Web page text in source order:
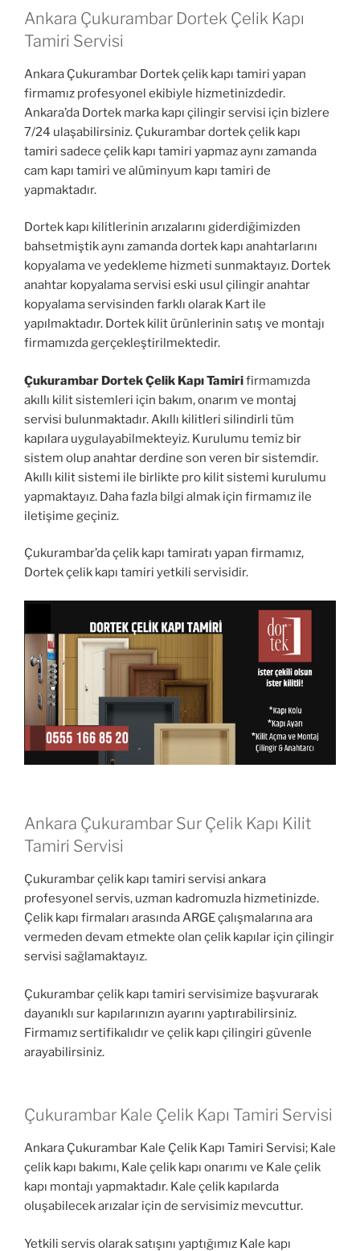
Ankara Çukurambar Dortek Çelik Kapı
Tamiri Servisi
Ankara Çukurambar Dortek çelik kapı tamiri yapan
firmamız profesyonel ekibiyle hizmetinizdedir.
Ankara’da Dortek marka kapı çilingir servisi için bizlere
7/24 ulaşabilirsiniz. Çukurambar dortek çelik kapı
tamiri sadece çelik kapı tamiri yapmaz aynı zamanda
cam kapı tamiri ve alüminyum kapı tamiri de
yapmaktadır.
Dortek kapı kilitlerinin arızalarını giderdiğimizden
bahsetmiştik aynı zamanda dortek kapı anahtarlarını
kopyalama ve yedekleme hizmeti sunmaktayız. Dortek
anahtar kopyalama servisi eski usul çilingir anahtar
kopyalama servisinden farklı olarak Kart ile
yapılmaktadır. Dortek kilit ürünlerinin satış ve montajı
firmamızda gerçekleştirilmektedir.
Çukurambar Dortek Çelik Kapı Tamirifirmamızda
akıllı kilit sistemleri için bakım, onarım ve montaj
servisi bulunmaktadır. Akıllı kilitleri silindirli tüm
kapılara uygulayabilmekteyiz. Kurulumu temiz bir
sistem olup anahtar derdine son veren bir sistemdir.
Akıllı kilit sistemi ile birlikte pro kilit sistemi kurulumu
yapmaktayız. Daha fazla bilgi almak için firmamız ile
iletişime geçiniz.
Çukurambar’da çelik kapı tamiratı yapan firmamız,
Dortek çelik kapı tamiri yetkili servisidir.
Ankara Çukurambar Sur Çelik Kapı Kilit
Tamiri Servisi
Çukurambar çelik kapı tamiri servisi ankara
profesyonel servis, uzman kadromuzla hizmetinizde.
Çelik kapı firmaları arasında ARGE çalışmalarına ara
vermeden devam etmekte olan çelik kapılar için çilingir
servisi sağlamaktayız.
Çukurambar çelik kapı tamiri servisimize başvurarak
dayanıklı sur kapılarınızın ayarını yaptırabilirsiniz.
Firmamız sertifikalıdır ve çelik kapı çilingiri güvenle
arayabilirsiniz.
Çukurambar Kale Çelik Kapı Tamiri Servisi
Ankara Çukurambar Kale Çelik Kapı Tamiri Servisi; Kale
çelik kapı bakımı, Kale çelik kapı onarımı ve Kale çelik
kapı montajı yapmaktadır. Kale çelik kapılarda
oluşabilecek arızalar için de servisimiz mevcuttur.
Yetkili servis olarak satışını yaptığımız Kale kapı